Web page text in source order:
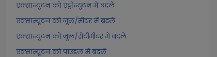
एक्सान्यूटन को एट्टोन्यूटन में बदलें
एक्सान्यूटन को जूल/मीटर में बदलें
एक्सान्यूटन को जूल/सेंटीमीटर में बदलें
एक्सान्यूटन को पाउंडल में बदलें